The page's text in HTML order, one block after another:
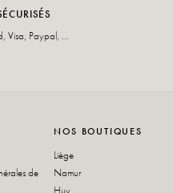
Visa, Paypal, ...
de
NOS BOUTIQUES
Liège
Namur
Huy